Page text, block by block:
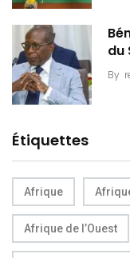
du
By
Étiquettes
Afrique
Afrique de l’Ouest